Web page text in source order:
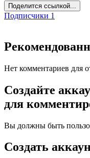
Поделится ссылкой...
Подписчики 1
Нет комментариев для
Создайте
для
Вы должны быть
Создать